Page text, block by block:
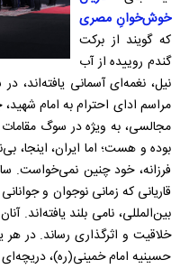
خوش‌خوانِ مصری
که گویند از برکت
گندم روییده از آب
نیل، نغمه‌ای آسمانی یافته‌اند،
مراسم ادای احترام به امام
مجالسی، به ویژه در سوگ
بوده و هست؛ اما ایران، اینجا،
فرزانه، خود چنین نمی‌خواست.
قاریانی که زمانی نوجوان و
بین‌المللی، نامی بلند یافته‌اند.
خلاقیت و اثرگذاری رساند. در هر
حسینیه امام خمینی(ره)،